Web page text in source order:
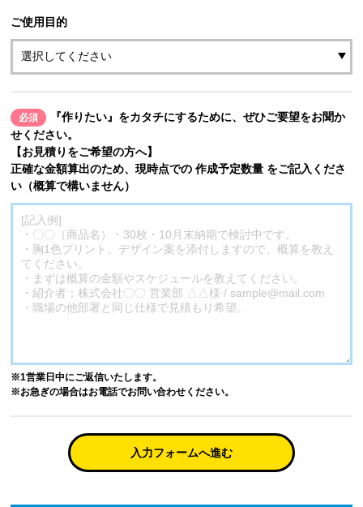
ご使用目的
必須
『作りたい』をカタチにするために、ぜひご要望をお聞か
せください。
【お見積りをご希望の方へ】
正確な金額算出のため、現時点での 作成予定数量 をご記入くださ
い（概算で構いません）
※1営業日中にご返信いたします。
※お急ぎの場合はお電話でお問い合わせください。
入力フォームへ進む